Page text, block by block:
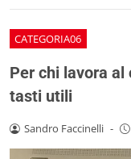
CATEGORIA06
Per chi lavora
tasti utili
Sandro Faccinelli -